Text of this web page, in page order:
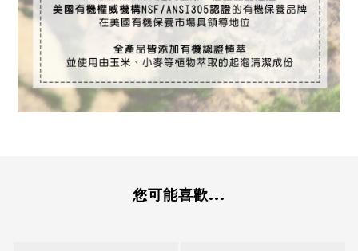
您可能喜歡...